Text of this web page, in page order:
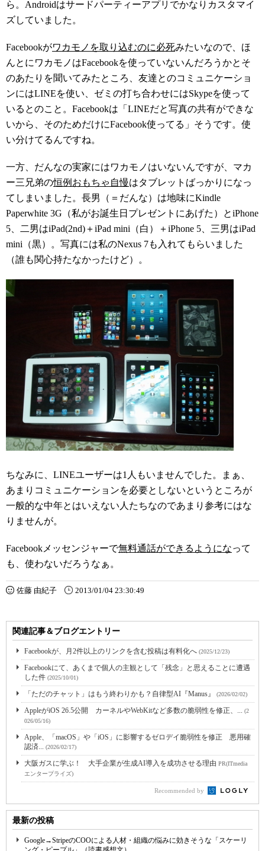
ら。Androidはサードパーティーアプリでかなりカスタマイ
ズしていました。
Facebookがワカモノを取り込むのに必死みたいなので、ほ
んとにワカモノはFacebookを使っていないんだろうかとそ
のあたりを聞いてみたところ、友達とのコミュニケーショ
ンにはLINEを使い、ゼミの打ち合わせにはSkypeを使って
いるとのこと。Facebookは「LINEだと写真の共有ができな
いから、そのためだけにFacebook使ってる」そうです。使
い分けてるんですね。
一方、だんなの実家にはワカモノはいないんですが、マカ
ー三兄弟の恒例おもちゃ自慢はタブレットばっかりになっ
てしまいました。長男（＝だんな）は地味にKindle
Paperwhite 3G（私がお誕生日プレゼントにあげた）とiPhone
5、二男はiPad(2nd)＋iPad mini（白）＋iPhone 5、三男はiPad
mini（黒）。写真には私のNexus 7も入れてもらいました
（誰も関心持たなかったけど）。
ちなみに、LINEユーザーは1人もいませんでした。まぁ、
あまりコミュニケーションを必要としないというところが
一般的な中年とはいえない人たちなのであまり参考にはな
りませんが。
Facebookメッセンジャーで無料通話ができるようになって
も、使わないだろうなぁ。
佐藤 由紀子 2013/01/04 23:30:49
関連記事＆ブログエントリー
Facebookが、月2件以上のリンクを含む投稿は有料化へ (2025/12/23)
Facebookにて、あくまで個人の主観として「残念」と思えることに遭遇
した件 (2025/10/01)
「ただのチャット」はもう終わりかも？自律型AI『Manus』 (2026/02/02)
AppleがiOS 26.5公開 カーネルやWebKitなど多数の脆弱性を修正、... (2
026/05/16)
Apple、「macOS」や「iOS」に影響するゼロデイ脆弱性を修正 悪用確
認済... (2026/02/17)
大阪ガスに学ぶ！ 大手企業が生成AI導入を成功させる理由 PR(ITmedia
エンタープライズ)
Recommended by
最新の投稿
Google→StripeのCOOによる人材・組織の悩みに効きそうな「スケーリ